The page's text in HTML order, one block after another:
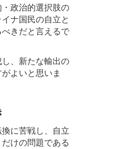
政治的選択肢の
ナ国民の自立と
きだと言えるで
、新たな輸出の
よいと思いま
に苦戦し、自立
けの問題である